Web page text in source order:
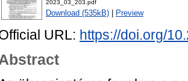
2023_03_203.pdf
Download (535kB) Preview
URL: https://doi.org/